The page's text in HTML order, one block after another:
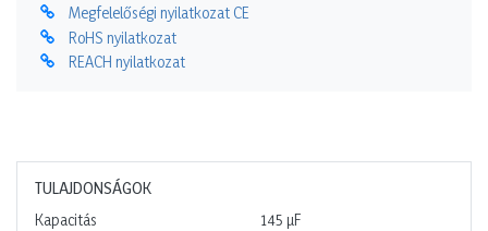
Megfelelőségi nyilatkozat CE
RoHS nyilatkozat
REACH nyilatkozat
TULAJDONSÁGOK
Kapacitás
145 µF